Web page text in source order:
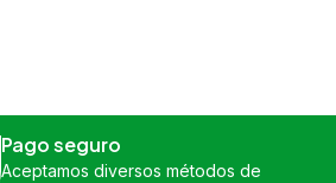
Pago seguro
Aceptamos diversos métodos de